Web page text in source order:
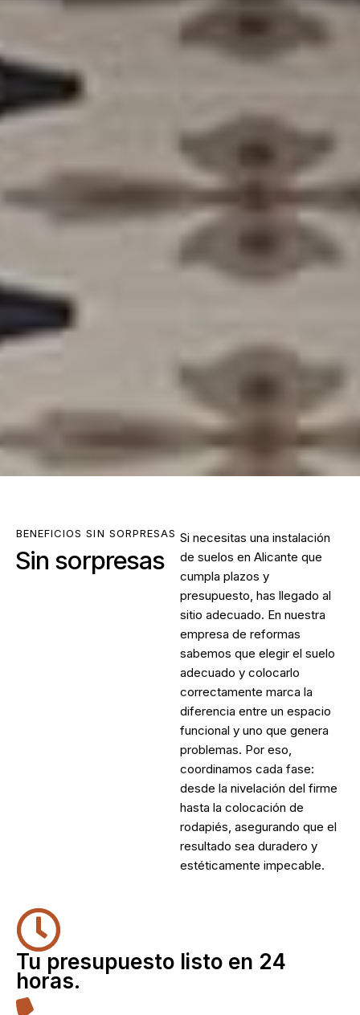
BENEFICIOS SIN SORPRESAS
Sin sorpresas
Si necesitas una instalación
de suelos en Alicante que
cumpla plazos y
presupuesto, has llegado al
sitio adecuado. En nuestra
empresa de reformas
sabemos que elegir el suelo
adecuado y colocarlo
correctamente marca la
diferencia entre un espacio
funcional y uno que genera
problemas. Por eso,
coordinamos cada fase:
desde la nivelación del firme
hasta la colocación de
rodapiés, asegurando que el
resultado sea duradero y
estéticamente impecable.
Tu presupuesto listo en 24
horas.